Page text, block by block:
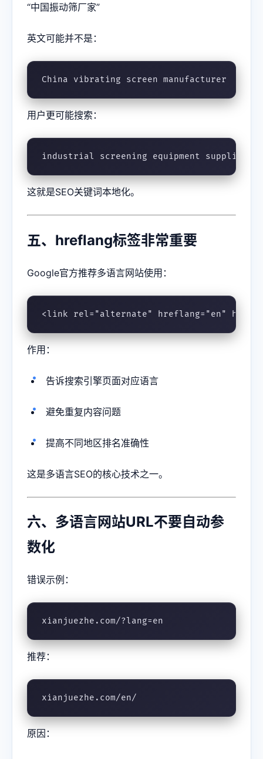
“中国振动筛厂家”
英文可能并不是：
China vibrating screen manufacturer
用户更可能搜索：
industrial screening equipment supplier
这就是SEO关键词本地化。
五、hreflang标签非常重要
Google官方推荐多语言网站使用：
<link rel="alternate" hreflang="en"
作用：
告诉搜索引擎页面对应语言
避免重复内容问题
提高不同地区排名准确性
这是多语言SEO的核心技术之一。
六、多语言网站URL不要自动参
数化
错误示例：
xianjuezhe.com/?lang=en
推荐：
xianjuezhe.com/en/
原因：